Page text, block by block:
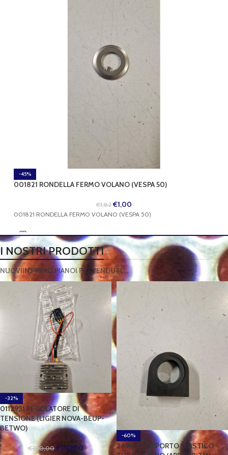
-45%
001821 RONDELLA FERMO VOLANO (VESPA 50)
€1,82 €1,00
001821 RONDELLA FERMO VOLANO (VESPA 50)
I NOSTRI PRODOTTI
NUOVIIN PRIMO PIANOI PIÙ VENDUTI
-32%
0112931 REGOLATORE DI
TENSIONE (LIGIER NOVA-BEUP-
BETWO)
€220,00 €150,00
-60%
249169 SUPPORTO ELASTICO